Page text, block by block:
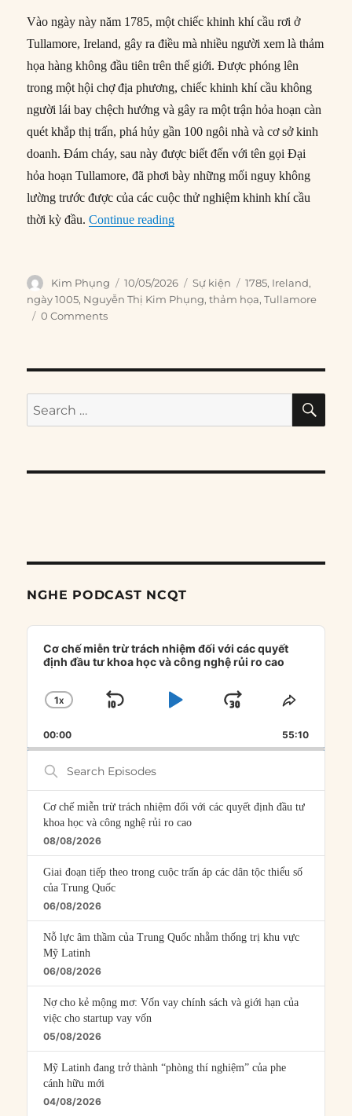
Vào ngày này năm 1785, một chiếc khinh khí cầu rơi ở
Tullamore, Ireland, gây ra điều mà nhiều người xem là thảm
họa hàng không đầu tiên trên thế giới. Được phóng lên
trong một hội chợ địa phương, chiếc khinh khí cầu không
người lái bay chệch hướng và gây ra một trận hỏa hoạn càn
quét khắp thị trấn, phá hủy gần 100 ngôi nhà và cơ sở kinh
doanh. Đám cháy, sau này được biết đến với tên gọi Đại
hỏa hoạn Tullamore, đã phơi bày những mối nguy không
lường trước được của các cuộc thử nghiệm khinh khí cầu
thời kỳ đầu.Continue reading“10/05/1785: Thảm họa hàng
Author
Kim Phụng
Posted
on
10/05/2026 Categories
Sự kiện Tags
1785, Ireland,
ngày 1005, Nguyễn Thị Kim Phụng,thảm họa,Tullamore
0 Comments
Search
for:
NGHE PODCAST NCQT
Audio
Player
Cơ chế miễn trừ trách nhiệm đối với các quyết
định đầu tư khoa học và công nghệ rủi ro cao
CHANGE
RATE
1X
SKIP
PLAYJUMP
FORWARD
SHARE
00:00 55:10
Search
Episodes
Cơ chế miễn trừ trách nhiệm đối với các quyết định đầu tư
khoa học và công nghệ rủi ro cao
08/08/2026
Giai đoạn tiếp theo trong cuộc trấn áp các dân tộc thiểu số
của Trung Quốc
06/08/2026
Nỗ lực âm thầm của Trung Quốc nhằm thống trị khu vực
Mỹ Latinh
06/08/2026
Nợ cho kẻ mộng mơ: Vốn vay chính sách và giới hạn của
việc cho startup vay vốn
05/08/2026
Mỹ Latinh đang trở thành “phòng thí nghiệm” của phe
cánh hữu mới
04/08/2026